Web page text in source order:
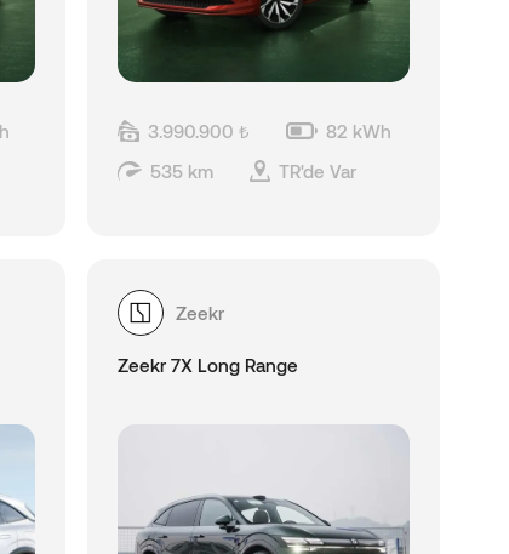
3.990.900 ₺
82 kWh
535 km
TR'de Var
Zeekr
Zeekr 7X Long Range